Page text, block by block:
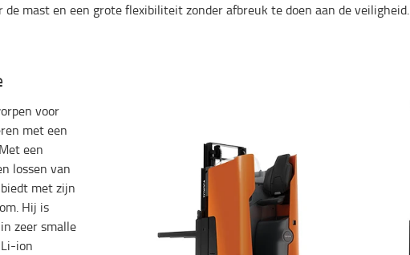
de mast en een grote flexibiliteit zonder afbreuk te doen aan de veiligheid.
voor
met een
een
lossen van
met zijn
Hij is
zeer smalle
ion